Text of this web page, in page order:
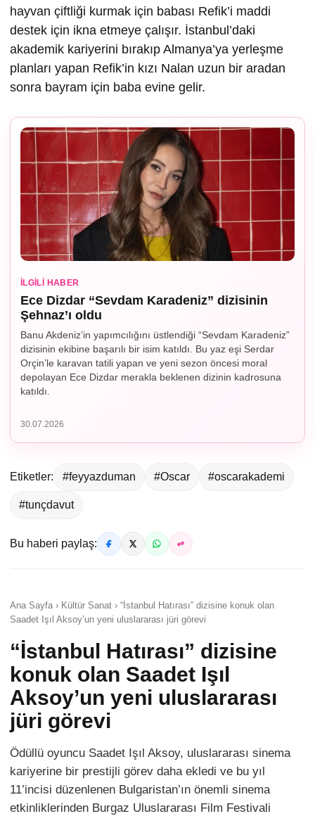
hayvan çiftliği kurmak için babası Refik’i maddi
destek için ikna etmeye çalışır. İstanbul’daki
akademik kariyerini bırakıp Almanya’ya yerleşme
planları yapan Refik’in kızı Nalan uzun bir aradan
sonra bayram için baba evine gelir.
İLGILI HABER
Ece Dizdar “Sevdam Karadeniz” dizisinin
Şehnaz’ı oldu
Banu Akdeniz’in yapımcılığını üstlendiği “Sevdam Karadeniz”
dizisinin ekibine başarılı bir isim katıldı. Bu yaz eşi Serdar
Orçin’le karavan tatili yapan ve yeni sezon öncesi moral
depolayan Ece Dizdar merakla beklenen dizinin kadrosuna
katıldı.
30.07.2026
Etiketler: #feyyazduman #Oscar #oscarakademi
#tunçdavut
Bu haberi paylaş:
Ana Sayfa › Kültür Sanat › “İstanbul Hatırası” dizisine konuk olan
Saadet Işıl Aksoy’un yeni uluslararası jüri görevi
“İstanbul Hatırası” dizisine
konuk olan Saadet Işıl
Aksoy’un yeni uluslararası
jüri görevi
Ödüllü oyuncu Saadet Işıl Aksoy, uluslararası sinema
kariyerine bir prestijli görev daha ekledi ve bu yıl
11’incisi düzenlenen Bulgaristan’ın önemli sinema
etkinliklerinden Burgaz Uluslararası Film Festivali